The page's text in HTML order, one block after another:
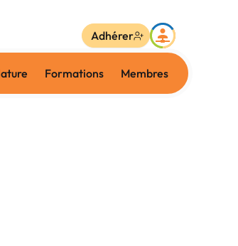
Formations Membres
Adhérer